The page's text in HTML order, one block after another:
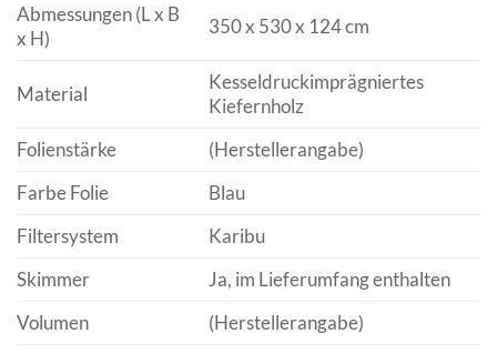
Abmessungen (L x B
x H)
350 x 530 x 124 cm
Material
Kesseldruckimprägniertes
Kiefernholz
Folienstärke
(Herstellerangabe)
Farbe Folie
Blau
Filtersystem
Karibu
Skimmer
Ja, im Lieferumfang enthalten
Volumen
(Herstellerangabe)